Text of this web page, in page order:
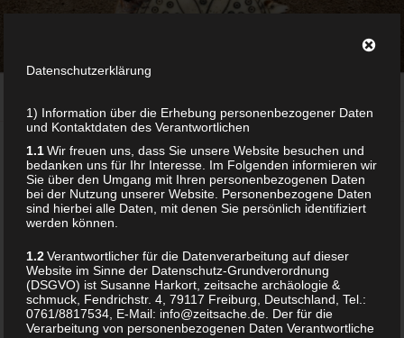
Zum
TERMINE DIY-KURSE
Hier finden Sie die Termine für die kommendenDIY-
Kurse.
Die Anmeldung ist derzeit noch für folgende Kurse
möglich:
Archaische Kostbarkeiten: Schmuck aus Knochen,
Datenschutzerklärung
1) Information über die Erhebung personenbezogener Daten
und Kontaktdaten des Verantwortlichen
1.1Wir freuen uns, dass Sie unsere Website besuchen und
bedanken uns für Ihr Interesse. Im Folgenden informieren wir
Sie über den Umgang mit Ihren personenbezogenen Daten
bei der Nutzung unserer Website. Personenbezogene Daten
sind hierbei alle Daten, mit denen Sie persönlich identifiziert
werden können.
1.2Verantwortlicher für die Datenverarbeitung auf dieser
Website im Sinne der Datenschutz-Grundverordnung
(DSGVO) ist Susanne Harkort, zeitsache archäologie &
schmuck, Fendrichstr. 4, 79117 Freiburg, Deutschland, Tel.:
0761/8817534, E-Mail: info@zeitsache.de. Der für die
Verarbeitung von personenbezogenen Daten Verantwortliche